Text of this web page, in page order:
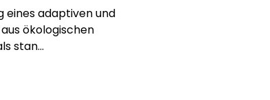
eines adaptiven und
ökologischen
stan...